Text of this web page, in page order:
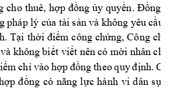
cho thuê, hợp đồng ủy quyền. Đồng
pháp lý của tài sản và không yêu cầu
Tại thời điểm công chứng, Công
không biết viết nên có mời nhân chứ
chỉ vào hợp đồng theo quy định. Cô
đồng có năng lực hành vi dân sự